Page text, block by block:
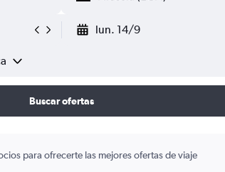
lun. 14/9
Buscar ofertas
para ofrecerte las mejores ofertas de viaje